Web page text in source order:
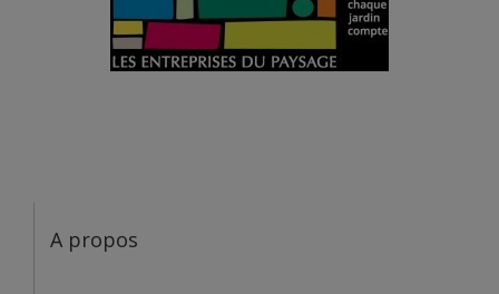
A propos